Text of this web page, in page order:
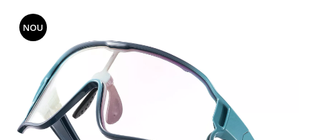
Pedale
Pedale Spd
Placute Frana
Saboti de frana
Schimbatoare viteze
Reflectorizante
Scaune Copii
Portbagaje
NOU